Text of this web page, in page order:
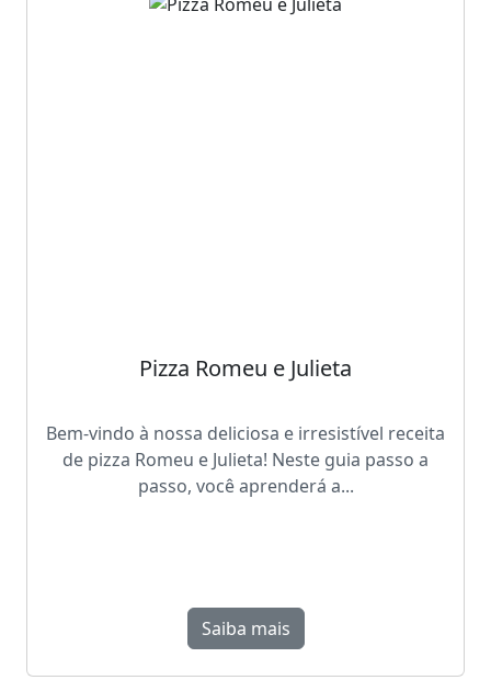
Pizza Romeu e Julieta
Bem-vindo à nossa deliciosa e irresistível receita
de pizza Romeu e Julieta! Neste guia passo a
passo, você aprenderá a...
Saiba mais